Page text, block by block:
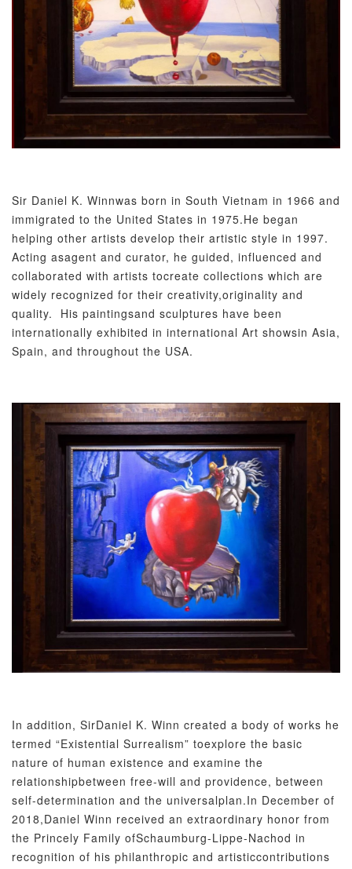
Sir Daniel K. Winnwas born in South Vietnam in 1966 and
immigrated to the United States in 1975.He began
helping other artists develop their artistic style in 1997.
Acting asagent and curator, he guided, influenced and
collaborated with artists tocreate collections which are
widely recognized for their creativity,originality and
quality. His paintingsand sculptures have been
internationally exhibited in international Art showsin Asia,
Spain, and throughout the USA.
In addition, SirDaniel K. Winn created a body of works he
termed “Existential Surrealism” toexplore the basic
nature of human existence and examine the
relationshipbetween free-will and providence, between
self-determination and the universalplan.In December of
2018,Daniel Winn received an extraordinary honor from
the Princely Family ofSchaumburg-Lippe-Nachod in
recognition of his philanthropic and artisticcontributions